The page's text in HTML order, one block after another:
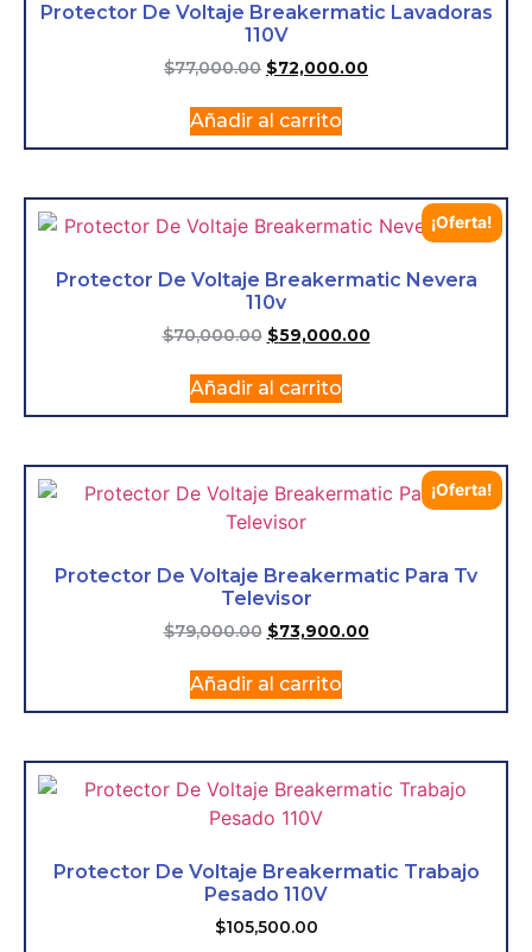
Protector De Voltaje Breakermatic Lavadoras
110V
$77,000.00 $72,000.00
Añadir al carrito
¡Oferta!
Protector De Voltaje Breakermatic Nevera
110v
$70,000.00 $59,000.00
Añadir al carrito
¡Oferta!
Protector De Voltaje Breakermatic Para Tv
Televisor
$79,000.00 $73,900.00
Añadir al carrito
Protector De Voltaje Breakermatic Trabajo
Pesado 110V
$105,500.00